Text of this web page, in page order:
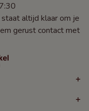
altijd klaar om je
gerust contact met
+
+